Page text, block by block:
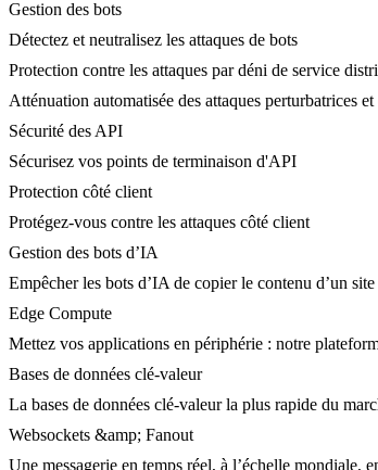
Gestion des bots
Détectez et neutralisez les attaques de bots
Protection contre les attaques par déni de service
Atténuation automatisée des attaques perturbatrices
Sécurité des API
Sécurisez vos points de terminaison d'API
Protection côté client
Protégez-vous contre les attaques côté client
Gestion des bots d’IA
Empêcher les bots d’IA de copier le contenu d’un
Edge Compute
Mettez vos applications en périphérie : notre
Bases de données clé-valeur
La bases de données clé-valeur la plus rapide du
Websockets &amp; Fanout
Une messagerie en temps réel, à l’échelle mondiale,